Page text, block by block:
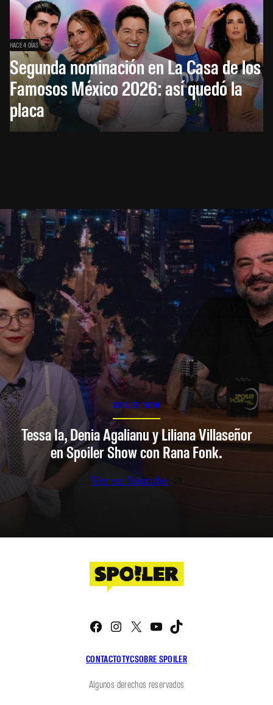
HACE 4 DÍAS
Segunda nominación en La Casa de los
Famosos México 2026: así quedó la
placa
SPOILER SHOW
Tessa Ia, Denia Agalianu y Liliana Villaseñor
en Spoiler Show con Rana Fonk.
Ver en Youtube
CONTACTOTYCSOBRE SPOILER
Facebook
Instagram
X YouTube
Algunos derechos reservados